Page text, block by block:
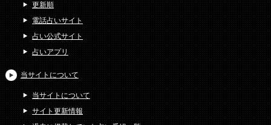
更新順
電話占いサイト
占い公式サイト
占いアプリ
当サイトについて
当サイトについて
サイト更新情報